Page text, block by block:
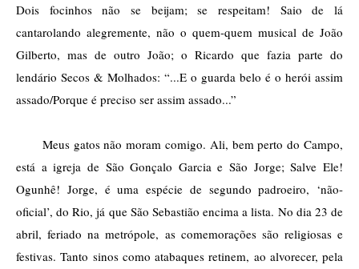
Dois focinhos não se beijam; se respeitam! Saio de lá
cantarolando alegremente, não o quem-quem musical de João
Gilberto, mas de outro João; o Ricardo que fazia parte do
lendário Secos & Molhados: “...E o guarda belo é o herói assim
assado/Porque é preciso ser assim assado...”
Meus gatos não moram comigo. Ali, bem perto do Campo,
está a igreja de São Gonçalo Garcia e São Jorge; Salve Ele!
Ogunhê! Jorge, é uma espécie de segundo padroeiro, ‘não-
oficial’, do Rio, já que São Sebastião encima a lista. No dia 23 de
abril, feriado na metrópole, as comemorações são religiosas e
festivas. Tanto sinos como atabaques retinem, ao alvorecer, pela